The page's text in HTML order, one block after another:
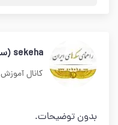
sekeha (سکه ها)
کانال آموزش
بدون توضیحات.